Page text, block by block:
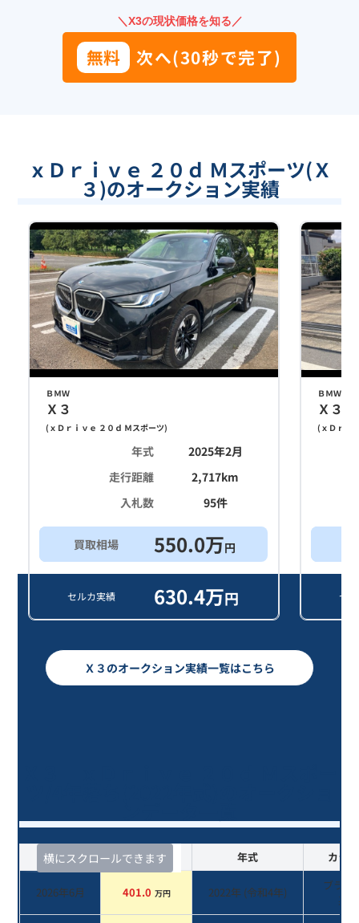
＼X3の現状価格を知る／
無料 次へ(30秒で完了)
ｘＤｒｉｖｅ ２０ｄ Ｍスポーツ(Ｘ
３)のオークション実績
ＢＭＷ
Ｘ３
( ｘＤｒｉｖｅ ２０ｄ Ｍスポーツ)
年式
2025年2月
走行距離
2,717km
入札数
95件
買取相場 550.0万円
セルカ実績 630.4万円
ＢＭＷ
Ｘ３
( ｘＤｒｉ
セ
Ｘ３のオークション実績一覧はこちら
横にスクロールできます
査定時期 セルカ実績 年式 カラー
2026年6月 401.0 万円 2022年 (令和4年)
ブラッ
系